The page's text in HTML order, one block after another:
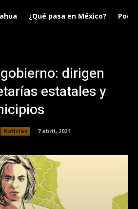
¿Qué pasa en México?
dirigen
estatales y
Noticias 7 abril, 2021